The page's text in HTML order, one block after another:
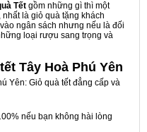
Tết gồm những gì thì một
là giỏ quà tặng khách
ngân sách nhưng nếu là đối
loại rượu sang trọng và
Tây Hoà Phú Yên
Yên: Giỏ quà tết đẳng cấp và
nếu bạn không hài lòng